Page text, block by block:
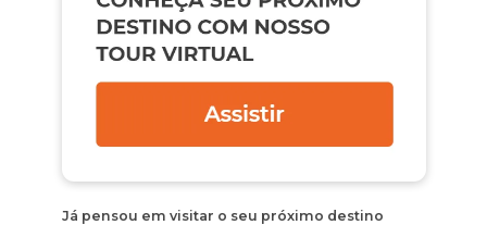
Já pensou em visitar o seu próximo destino